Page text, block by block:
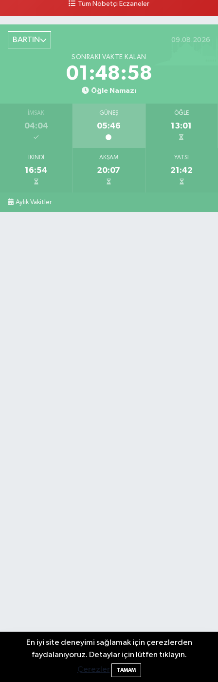
Tüm Nöbetçi Eczaneler
BARTIN 09.08.2026
SONRAKI VAKTE KALAN
01:48:57
Öğle Namazı
İMSAK
04:04
GÜNEŞ
05:46
ÖĞLE
13:01
İKINDI
16:54
AKŞAM
20:07
YATSI
21:42
Aylık Vakitler
En iyi site deneyimi sağlamak için çerezlerden
faydalanıyoruz. Detaylar için lütfen tıklayın.
Çerezler
TAMAM
Bartın'da nem oranı yüzde 100'e ulaştı